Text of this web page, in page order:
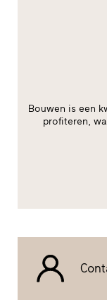
Bouwen is een
profiteren,